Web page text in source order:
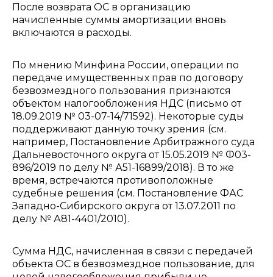
После возврата ОС в организацию
начисленные суммы амортизации вновь
включаются в расходы.
По мнению Минфина России, операции по
передаче имущественных прав по договору
безвозмездного пользования признаются
объектом налогообложения НДС (письмо от
18.09.2019 № 03-07-14/71592). Некоторые суды
поддерживают данную точку зрения (см.
например, Постановление Арбитражного суда
Дальневосточного округа от 15.05.2019 № Ф03-
896/2019 по делу № А51-16899/2018). В то же
время, встречаются противоположные
судебные решения (см. Постановление ФАС
Западно-Сибирского округа от 13.07.2011 по
делу № А81-4401/2010).
Сумма НДС, начисленная в связи с передачей
объекта ОС в безвозмездное пользование, для